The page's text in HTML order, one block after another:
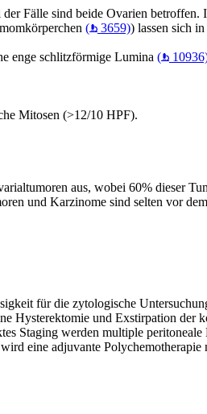
Fälle sind beide Ovarien betroffen.
( 3659)) lassen sich
enge schlitzförmige Lumina (
Mitosen (>12/10 HPF).
aus, wobei 60% dieser
und Karzinome sind selten vor
für die zytologische
Hysterektomie und Exstirpation der
Staging werden multiple
eine adjuvante